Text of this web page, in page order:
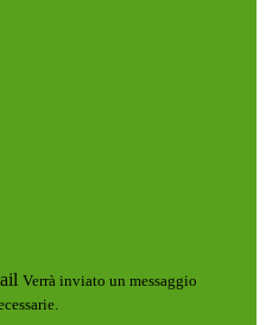
Verrà inviato un messaggio